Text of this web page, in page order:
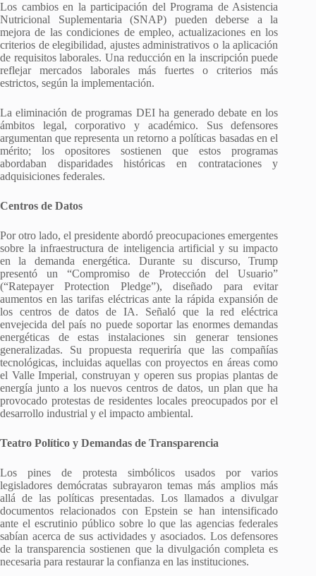
Los cambios en la participación del Programa de Asistencia
Nutricional Suplementaria (SNAP) pueden deberse a la
mejora de las condiciones de empleo, actualizaciones en los
criterios de elegibilidad, ajustes administrativos o la aplicación
de requisitos laborales. Una reducción en la inscripción puede
reflejar mercados laborales más fuertes o criterios más
estrictos, según la implementación.
La eliminación de programas DEI ha generado debate en los
ámbitos legal, corporativo y académico. Sus defensores
argumentan que representa un retorno a políticas basadas en el
mérito; los opositores sostienen que estos programas
abordaban disparidades históricas en contrataciones y
adquisiciones federales.
Centros de Datos
Por otro lado, el presidente abordó preocupaciones emergentes
sobre la infraestructura de inteligencia artificial y su impacto
en la demanda energética. Durante su discurso, Trump
presentó un “Compromiso de Protección del Usuario”
(“Ratepayer Protection Pledge”), diseñado para evitar
aumentos en las tarifas eléctricas ante la rápida expansión de
los centros de datos de IA. Señaló que la red eléctrica
envejecida del país no puede soportar las enormes demandas
energéticas de estas instalaciones sin generar tensiones
generalizadas. Su propuesta requeriría que las compañías
tecnológicas, incluidas aquellas con proyectos en áreas como
el Valle Imperial, construyan y operen sus propias plantas de
energía junto a los nuevos centros de datos, un plan que ha
provocado protestas de residentes locales preocupados por el
desarrollo industrial y el impacto ambiental.
Teatro Político y Demandas de Transparencia
Los pines de protesta simbólicos usados por varios
legisladores demócratas subrayaron temas más amplios más
allá de las políticas presentadas. Los llamados a divulgar
documentos relacionados con Epstein se han intensificado
ante el escrutinio público sobre lo que las agencias federales
sabían acerca de sus actividades y asociados. Los defensores
de la transparencia sostienen que la divulgación completa es
necesaria para restaurar la confianza en las instituciones.